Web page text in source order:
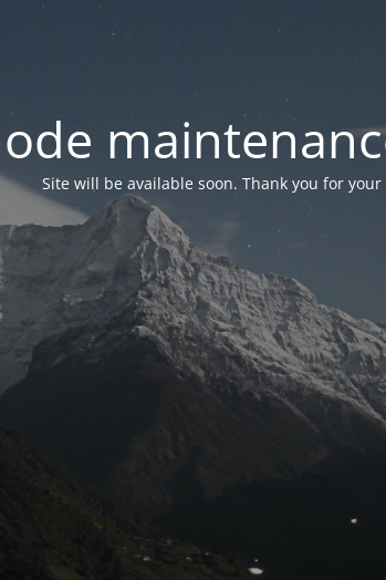
Site will be available soon. Thank you for